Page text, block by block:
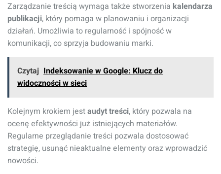
Zarządzanie treścią wymaga także stworzenia kalendarza
publikacji, który pomaga w planowaniu i organizacji
działań. Umożliwia to regularność i spójność w
komunikacji, co sprzyja budowaniu marki.
Czytaj Indeksowanie w Google: Klucz do
widoczności w sieci
Kolejnym krokiem jestaudyt treści, który pozwala na
ocenę efektywności już istniejących materiałów.
Regularne przeglądanie treści pozwala dostosować
strategię, usunąć nieaktualne elementy oraz wprowadzić
nowości.